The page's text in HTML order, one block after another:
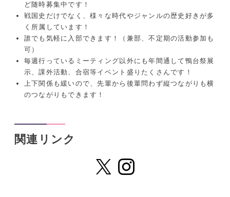
ど随時募集中です！
戦国史だけでなく、様々な時代やジャンルの歴史好きが多
く所属しています！
誰でも気軽に入部できます！（兼部、不定期の活動参加も
可）
毎週行っているミーティング以外にも年間通して鴨台祭展
示、課外活動、合宿等イベント盛りたくさんです！
上下関係も緩いので、先輩から後輩問わず縦つながりも横
のつながりもできます！
関連リンク